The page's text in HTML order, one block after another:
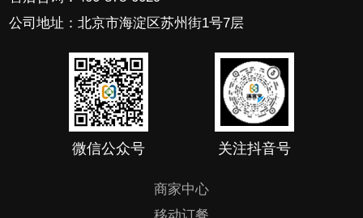
公司地址：北京市海淀区苏州街1号7层
微信公众号 关注抖音号
商家中心
移动订餐